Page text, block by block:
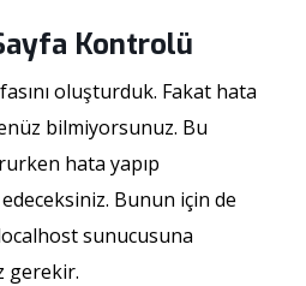
Kontrolü
oluşturduk. Fakat hata
bilmiyorsunuz. Bu
hata yapıp
edeceksiniz. Bunun için de
sunucusuna
gerekir.